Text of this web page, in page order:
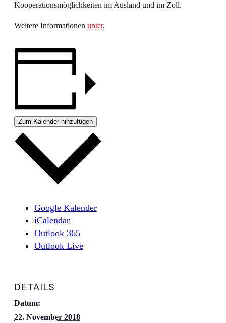
Kooperationsmöglichkeiten im Ausland und im Zoll.
Weitere Informationen unter.
Zum Kalender hinzufügen
Google Kalender
iCalendar
Outlook 365
Outlook Live
DETAILS
Datum:
22. November 2018